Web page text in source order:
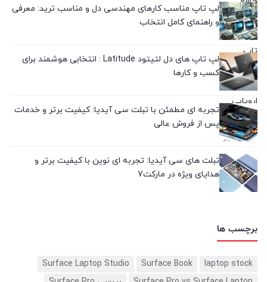
لپ تاپ مناسب کارهای مهندسی دل و مناسب ترید: معرفی
و راهنمای کامل انتخاب
لپ تاپ های دل لتیتود Latitude : انتخابی هوشمند برای
کسب و کارها
تجربه‌ ای مطمئن با تبلت سی آیدیا: کیفیت برتر و خدمات
پس از فروش عالی
تبلت های سی آیدیا: تجربه ای نوین با کیفیت برتر و
هدایای ویژه در مارکت7
برچسب ها
laptop stock
Surface Book
Surface Laptop Studio